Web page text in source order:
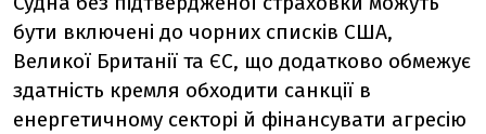
бути включені до чорних списків США,
Великої Британії та ЄС, що додатково обмежує
здатність кремля обходити санкції в
енергетичному секторі й фінансувати агресію